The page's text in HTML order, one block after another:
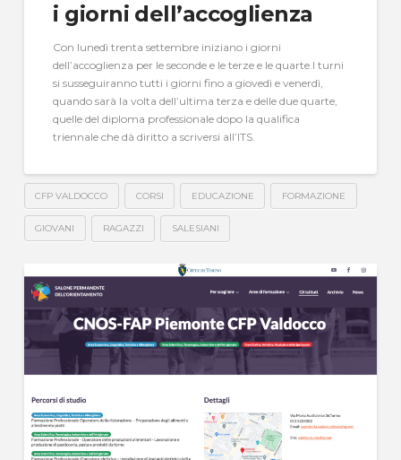
i giorni dell’accoglienza
Con lunedì trenta settembre iniziano i giorni
dell’accoglienza per le seconde e le terze e le quarte.I turni
si susseguiranno tutti i giorni fino a giovedì e venerdì,
quando sarà la volta dell’ultima terza e delle due quarte,
quelle del diploma professionale dopo la qualifica
triennale che dà diritto a scriversi all’ITS.
CFP VALDOCCO CORSI EDUCAZIONE FORMAZIONE
GIOVANI RAGAZZI SALESIANI